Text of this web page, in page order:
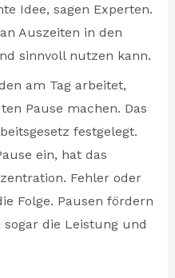
Idee, sagen Experten.
Auszeiten in den
sinnvoll nutzen kann.
am Tag arbeitet,
Pause machen. Das
festgelegt.
ein, hat das
Fehler oder
Folge. Pausen fördern
die Leistung und